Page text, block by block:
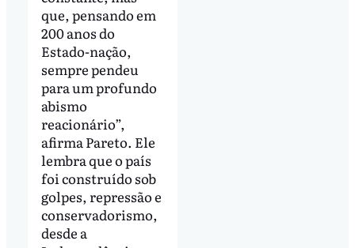
que, pensando em
200 anos do
Estado-nação,
sempre pendeu
para um profundo
abismo
reacionário”,
afirma Pareto. Ele
lembra que o país
foi construído sob
golpes, repressão e
conservadorismo,
desde a